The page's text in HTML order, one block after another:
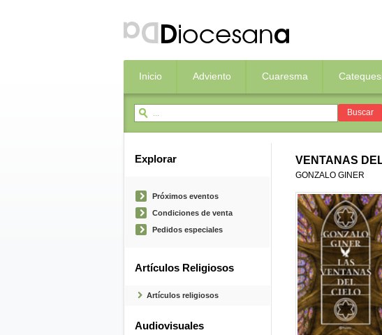
Inicio Adviento Cuaresma
Explorar
Próximos eventos
Condiciones de venta
Pedidos especiales
Artículos Religiosos
Artículos religiosos
Audiovisuales
VENTANAS
GONZALO GINER